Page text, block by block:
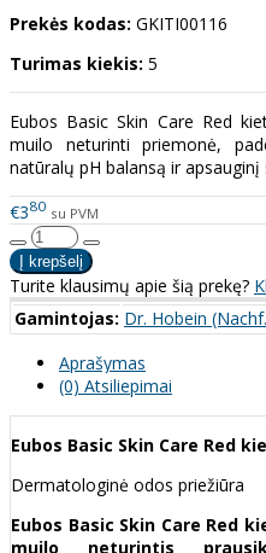
Prekės kodas: GKITI00116
Turimas kiekis: 5
Eubos Basic Skin Care Red
muilo neturinti priemonė,
natūralų pH balansą ir apsauginį
€380 su PVM
Turite klausimų apie šią prekę?
Gamintojas: Dr. Hobein
Aprašymas
(0) Atsiliepimai
Eubos Basic Skin Care Red
Dermatologinė odos priežiūra
Eubos Basic Skin Care Red
muilo neturintis